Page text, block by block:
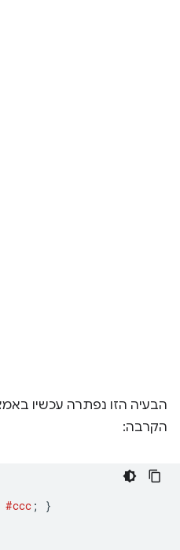
הבעיה הזו נפתרה עכשיו
הקרבה:
#ccc ;
}